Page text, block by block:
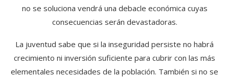
no se soluciona vendrá una debacle económica cuyas
consecuencias serán devastadoras.
La juventud sabe que si la inseguridad persiste no habrá
crecimiento ni inversión suficiente para cubrir con las más
elementales necesidades de la población. También si no se